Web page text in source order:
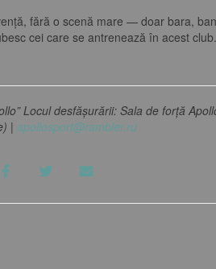
fără o scenă mare — doar bara,
cei care se antrenează în acest club.
Locul desfășurării: Sala de forță
| apollosport@rambler.ru